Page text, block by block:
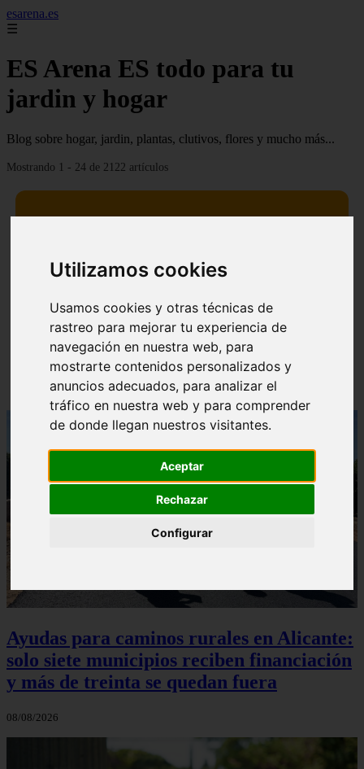
Utilizamos cookies
Usamos cookies y otras técnicas de
rastreo para mejorar tu experiencia de
navegación en nuestra web, para
mostrarte contenidos personalizados y
anuncios adecuados, para analizar el
tráfico en nuestra web y para comprender
de donde llegan nuestros visitantes.
Aceptar
Rechazar
Configurar
esarena.es
☰
ES Arena ES todo para tu
jardin y hogar
Blog sobre hogar, jardin, plantas, clutivos, flores y mucho más...
Mostrando 1 - 24 de 2122 artículos
defendible
Ayudas para caminos rurales en Alicante:
solo siete municipios reciben financiación
y más de treinta se quedan fuera
08/08/2026